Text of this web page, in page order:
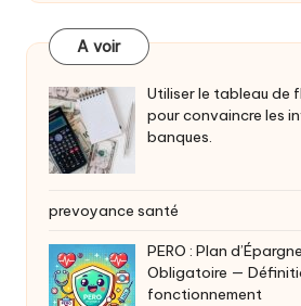
A voir
Utiliser le tableau de
pour convaincre les
banques.
prevoyance santé
PERO : Plan
Obligatoire —
fonctionnement